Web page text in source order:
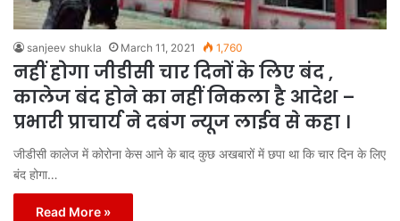
sanjeev shukla March 11, 2021 1,760
नहीं होगा जीडीसी चार दिनों के लिए बंद ,
कालेज बंद होने का नहीं निकला है आदेश –
प्रभारी प्राचार्य ने दबंग न्यूज लाईव से कहा ।
जीडीसी कालेज में कोरोना केस आने के बाद कुछ अखबारों में छपा था कि चार दिन के लिए
बंद होगा…
Read More »